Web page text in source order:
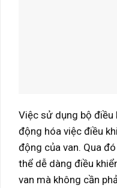
Việc sử dụng bộ điều
động hóa việc điều
động của van. Qua
thể dễ dàng điều
van mà không cần